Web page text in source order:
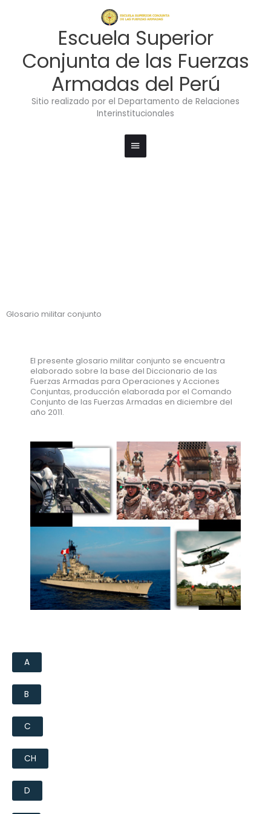
Escuela Superior
Conjunta de las Fuerzas
Armadas del Perú
Sitio realizado por el Departamento de Relaciones
Interinstitucionales
principal
Glosario militar conjunto
El presente glosario militar conjunto se encuentra
elaborado sobre la base del Diccionario de las
Fuerzas Armadas para Operaciones y Acciones
Conjuntas, producción elaborada por el Comando
Conjunto de las Fuerzas Armadas en diciembre del
año 2011.
A
B
C
CH
D